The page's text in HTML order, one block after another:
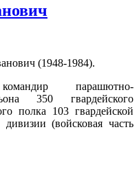
(1948-1984).
парашютно-
350 гвардейского
полка 103 гвардейской
дивизии (войсковая часть